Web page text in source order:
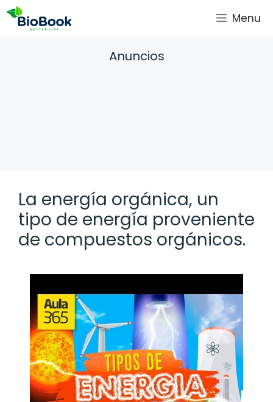
Saltar
Menu
Anuncios
La energía orgánica, un
tipo de energía proveniente
de compuestos orgánicos.